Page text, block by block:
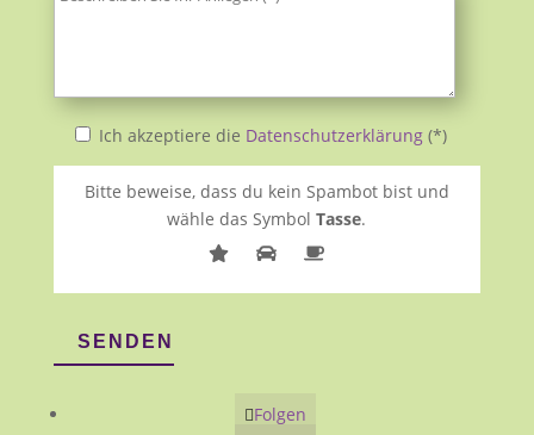
Ich akzeptiere die Datenschutzerklärung(*)
Bitte beweise, dass du kein Spambot bist und
wähle das Symbol Tasse.
SENDEN
Folgen